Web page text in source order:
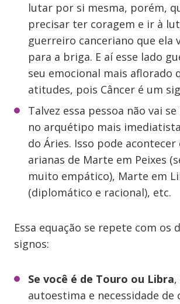
lutar por si mesma, porém,
precisar ter coragem e ir à
guerreiro canceriano que ela
para a briga. E aí esse lado
seu emocional mais aflorado
atitudes, pois Câncer é um
Talvez essa pessoa não vai
no arquétipo mais
do Áries. Isso pode acontecer
arianas de Marte em Peixes
muito empático), Marte em
(diplomático e racional), etc.
Essa equação se repete com os
signos:
Se você é de Touro ou Libra,
autoestima e necessidade de